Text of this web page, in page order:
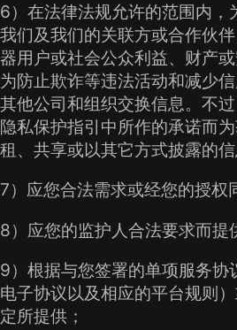
6）在法律法规允许的范围内，
我们及我们的关联方或合作伙
器用户或社会公众利益、财产
为防止欺诈等违法活动和减少
其他公司和组织交换信息。不
隐私保护指引中所作的承诺而
租、共享或以其它方式披露的信
7）应您合法需求或经您的授权
8）应您的监护人合法要求而提
9）根据与您签署的单项服务协
电子协议以及相应的平台规则
定所提供；